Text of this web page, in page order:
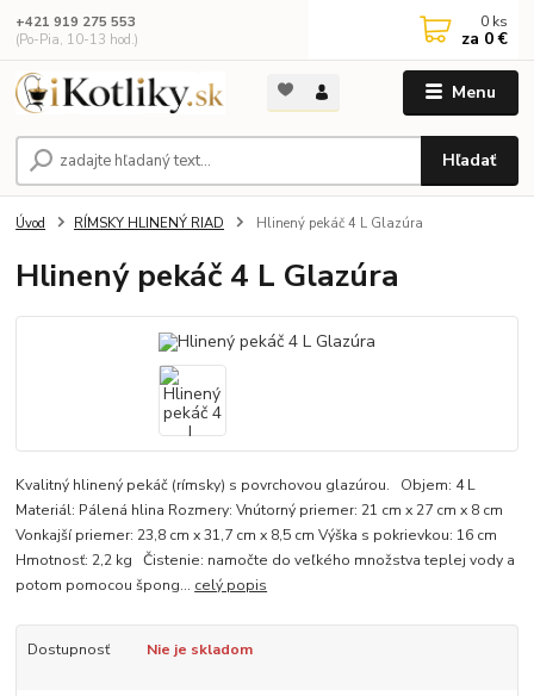
Menu
Hľadať
+421 919 275 553
(Po-Pia, 10-13 hod.)
0 ks
za 0 €
Úvod RÍMSKY HLINENÝ RIAD Hlinený pekáč 4 L Glazúra
Hlinený pekáč 4 L Glazúra
Kvalitný hlinený pekáč (rímsky) s povrchovou glazúrou. Objem: 4 L
Materiál: Pálená hlina Rozmery: Vnútorný priemer: 21 cm x 27 cm x 8 cm
Vonkajší priemer: 23,8 cm x 31,7 cm x 8,5 cm Výška s pokrievkou: 16 cm
Hmotnosť: 2,2 kg Čistenie: namočte do veľkého množstva teplej vody a
potom pomocou špong... celý popis
Dostupnosť Nie je skladom